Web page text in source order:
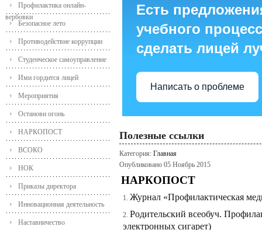
Профилактика онлайн-
вербовки
Безопасное лето
Противодействие коррупции
Студенческое самоуправление
Ими гордится лицей
Мероприятия
Останови огонь
НАРКОПОСТ
ВСОКО
НОК
Приказы директора
Инновационная деятельность
Наставничество
Есть
учебного
сделать лицей
Написать о проблеме
Полезные ссылки
Категория: Главная
Опубликовано 05 Ноябрь 2015
НАРКОПОСТ
Журнал «Профилактическая
Родительский всеобуч.
электронных сигарет)